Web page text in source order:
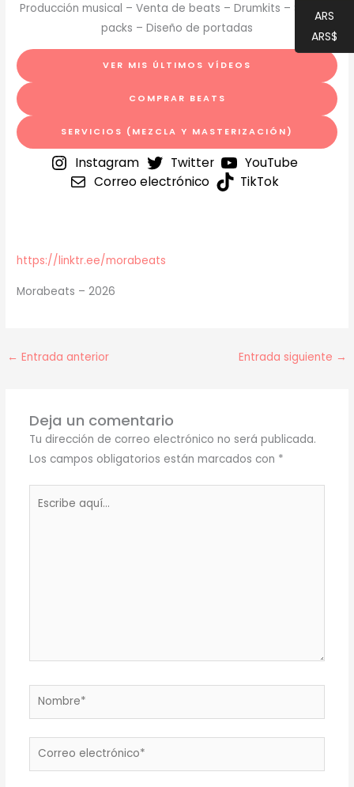
Producción musical – Venta de beats – Drumkits – Sample
packs – Diseño de portadas
VER MIS ÚLTIMOS VÍDEOS
COMPRAR BEATS
SERVICIOS (MEZCLA Y MASTERIZACIÓN)
Instagram Twitter
YouTube
Correo electrónico
TikTok
https://linktr.ee/morabeats
Morabeats – 2026
← Entrada anterior Entrada siguiente →
Deja un comentario
Tu dirección de correo electrónico no será publicada.
Los campos obligatorios están marcados con *
Nombre*
Correo
ARS
ARS$